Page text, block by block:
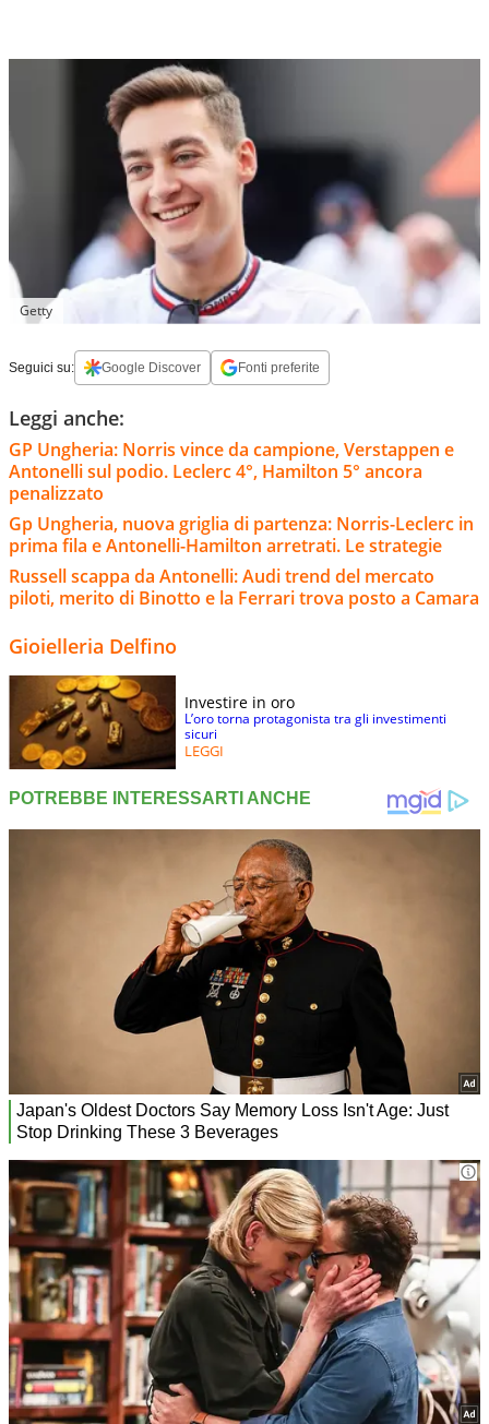
Getty
Seguici su: Google Discover Fonti preferite
Leggi anche:
GP Ungheria: Norris vince da campione, Verstappen e
Antonelli sul podio. Leclerc 4°, Hamilton 5° ancora
penalizzato
Gp Ungheria, nuova griglia di partenza: Norris-Leclerc in
prima fila e Antonelli-Hamilton arretrati. Le strategie
Russell scappa da Antonelli: Audi trend del mercato
piloti, merito di Binotto e la Ferrari trova posto a Camara
Gioielleria Delfino
Investire in oro
L’oro torna protagonista tra gli investimenti
sicuri
LEGGI